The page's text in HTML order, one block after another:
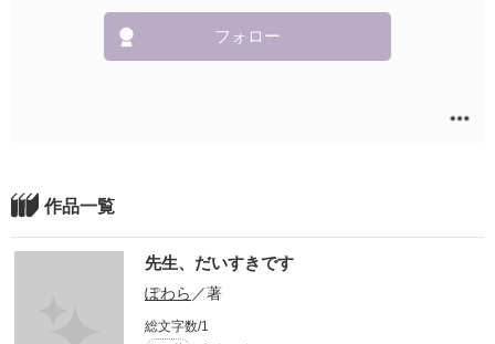
フォロー
作品一覧
先生、だいすきです
ぽわら ／著
総文字数/1